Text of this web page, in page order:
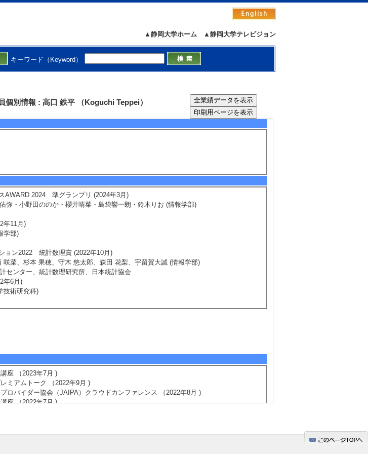
▲静岡大学テレビジョン
▲静岡大学ホーム
キーワード（Keyword）
個別情報 : 高口 鉄平 （Koguchi Teppei）
年度 - 前期 )
ネットワーク論 （2026年度 - 前期 )
トワーク論 （2026年度 - 前期 )
5/24全件表示
AWARD 2024 準グランプリ (2024年3月)
弥・小野田ののか・櫻井晴菜・島袋響一朗・鈴木りお (情報学部)
年11月)
学部)
ョン2022 統計数理賞 (2022年10月)
咲菜、杉本 果穂、守木 悠太郎、森田 花梨、宇留賀大誠 (情報学部)
センター、統計数理研究所、日本統計協会
年6月)
技術研究科)
座 （2023年7月 )
ミアムトーク （2022年9月 )
ロバイダー協会（JAIPA）クラウドカンファレンス （2022年8月 )
座 （2022年7月 )